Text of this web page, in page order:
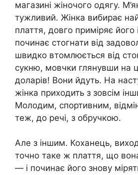
магазині жіночого одягу.
тужливий. Жінка вибирає
плаття, довго приміряє його
починає стогнати від
швидко втомлюється від
сукню, мовчки глянувши на
доларів! Вони йдуть. На
жінка приходить з зовсім
Молодим, спортивним,
теж, до речі, з обручкою.
Але з іншим. Коханець,
точно таке ж плаття, що
— і починає його знову